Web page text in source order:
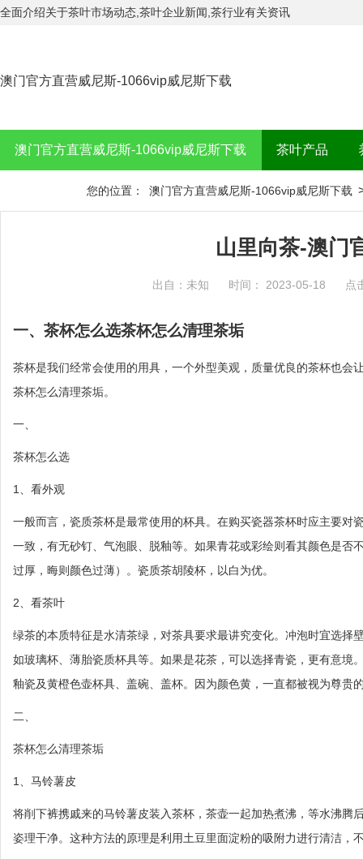
全面介绍关于茶叶市场动态,茶叶企业新闻,茶行业有关资讯
澳门官方直营威尼斯-1066vip威尼斯下载
澳门官方直营威尼斯-1066vip威尼斯下载 茶叶产品
您的位置： 澳门官方直营威尼斯-1066vip威尼斯下载
山里向茶-澳门
出自：未知 时间： 2023-05-18 点
一、茶杯怎么选茶杯怎么清理茶垢
茶杯是我们经常会使用的用具，一个外型美观，质量优良的茶杯也
茶杯怎么清理茶垢。
一、
茶杯怎么选
1、看外观
一般而言，瓷质茶杯是最常使用的杯具。在购买瓷器茶杯时应主要
一致，有无砂钉、气泡眼、脱釉等。如果青花或彩绘则看其颜色是
过厚，晦则颜色过薄）。瓷质茶胡陵杯，以白为优。
2、看茶叶
绿茶的本质特征是水清茶绿，对茶具要求最讲究变化。冲泡时宜选
如玻璃杯、薄胎瓷质杯具等。如果是花茶，可以选择青瓷，更有意
釉瓷及黄橙色壶杯具、盖碗、盖杯。因为颜色黄，一直都被视为尊贵
二、
茶杯怎么清理茶垢
1、马铃薯皮
将削下裤携戚来的马铃薯皮装入茶杯，茶壶一起加热煮沸，等水沸
姿理干净。这种方法的原理是利用土豆里面淀粉的吸附力进行清洁，